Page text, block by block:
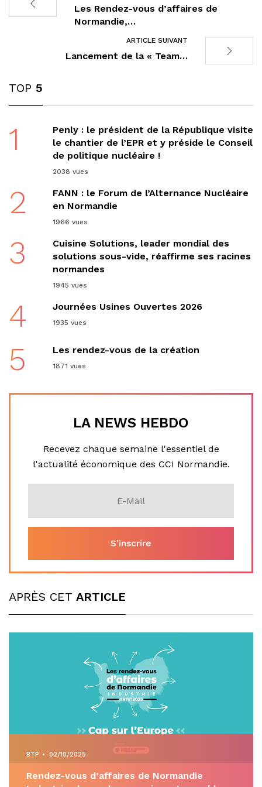
Les Rendez-vous d’affaires de
Normandie,…
ARTICLE SUIVANT
Lancement de la « Team…
TOP 5
1
Penly : le président de la République visite
le chantier de l’EPR et y préside le Conseil
de politique nucléaire !
2038 vues
2
FANN : le Forum de l’Alternance Nucléaire
en Normandie
1966 vues
3
Cuisine Solutions, leader mondial des
solutions sous-vide, réaffirme ses racines
normandes
1945 vues
4 Journées Usines Ouvertes 2026
1935 vues
5 Les rendez-vous de la création
1871 vues
LA NEWS HEBDO
Recevez chaque semaine l'essentiel de
l'actualité économique des CCI Normandie.
APRÈS CET ARTICLE
BTP • 02/10/2025
Rendez-vous d’affaires de Normandie